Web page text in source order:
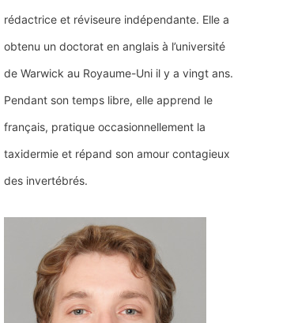
rédactrice et réviseure indépendante. Elle a
obtenu un doctorat en anglais à l’université
de Warwick au Royaume-Uni il y a vingt ans.
Pendant son temps libre, elle apprend le
français, pratique occasionnellement la
taxidermie et répand son amour contagieux
des invertébrés.